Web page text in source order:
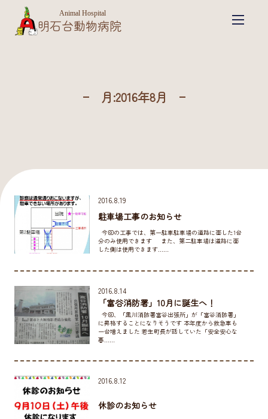
Animal Hospital
明石台動物病院
月:2016年8月
2016.8.19
駐車場工事のお知らせ
今回の工事では、第一駐車駐車場の道路に面した1台
分のみ使用できます また、第二駐車場は道路に面
した側は使用できます……
2016.8.14
「富谷消防署」10月に誕生へ！
今回、「黒川消防署富谷出張所」が「富谷消防署」
に昇格することになりそうです 本年度から救急車も
一台増えました 若生町長が話していた「安全安心な
暮……
2016.8.12
休診のお知らせ